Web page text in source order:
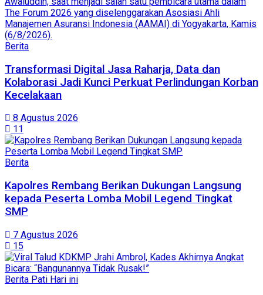
Berita
Transformasi Digital Jasa Raharja, Data dan
Kolaborasi Jadi Kunci Perkuat Perlindungan Korban
Kecelakaan
8 Agustus 2026
11
Berita
Kapolres Rembang Berikan Dukungan Langsung
kepada Peserta Lomba Mobil Legend Tingkat
SMP
7 Agustus 2026
15
Berita Pati Hari ini